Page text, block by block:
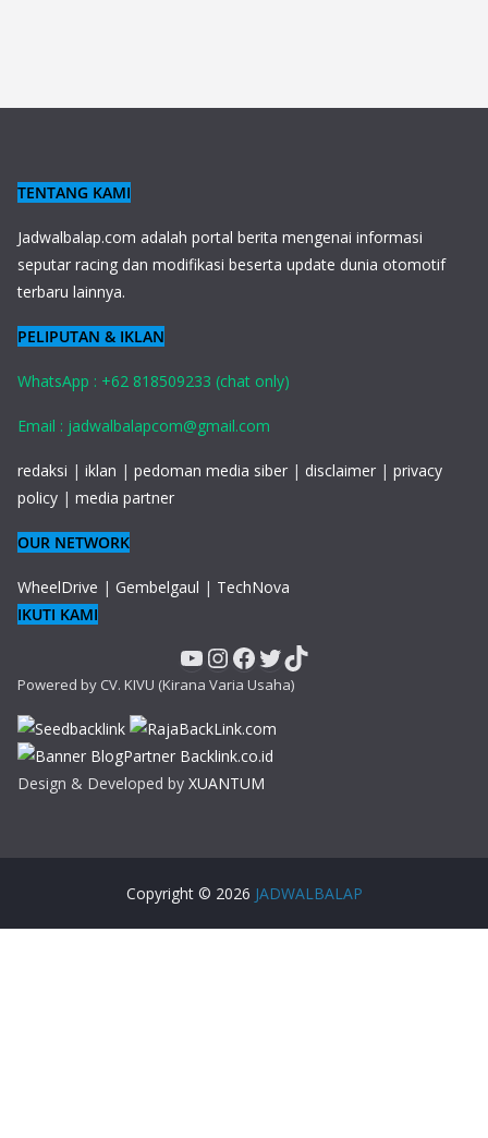
TENTANG KAMI
Jadwalbalap.com adalah portal berita mengenai informasi
seputar racing dan modifikasi beserta update dunia otomotif
terbaru lainnya.
PELIPUTAN & IKLAN
WhatsApp : +62 818509233 (chat only)
Email : jadwalbalapcom@gmail.com
redaksi | iklan | pedoman media siber | disclaimer | privacy
policy | media partner
OUR NETWORK
WheelDrive | Gembelgaul | TechNova
IKUTI KAMI
YouTube
Instagram
Facebook
Twitter
TikTok
Powered by CV. KIVU (Kirana Varia Usaha)
Design & Developed by XUANTUM
Copyright © 2026 JADWALBALAP